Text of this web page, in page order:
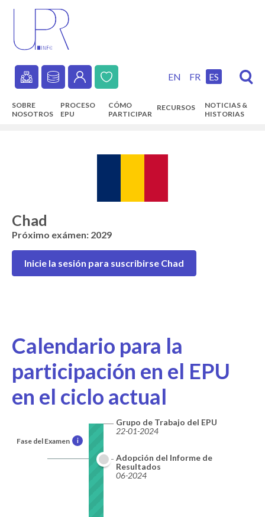
content
Secondary
navigation
EN FR ES
SOBRE
NOSOTROS
PROCESO
EPU
CÓMO
PARTICIPAR
RECURSOS
NOTICIAS &
HISTORIAS
Chad
Próximo exámen: 2029
Inicie la sesión para suscribirse Chad
Calendario para la
participación en el EPU
en el ciclo actual
Fase del Examen i
Grupo de Trabajo del EPU
22-01-2024
Adopción del Informe de
Resultados
06-2024